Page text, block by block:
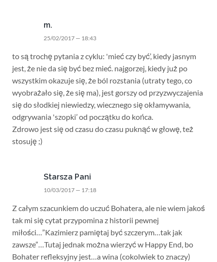
m.
25/02/2017 — 18:43
to są trochę pytania z cyklu: 'mieć czy być’, kiedy jasnym
jest, że nie da się być bez mieć. najgorzej, kiedy już po
wszystkim okazuje się, że ból rozstania (utraty tego, co
wyobrażało się, że się ma), jest gorszy od przyzwyczajenia
się do słodkiej niewiedzy, wiecznego się okłamywania,
odgrywania 'szopki’ od początku do końca.
Zdrowo jest się od czasu do czasu puknąć w głowę, też
stosuję ;)
Starsza Pani
10/03/2017 — 17:18
Z całym szacunkiem do uczuć Bohatera, ale nie wiem jakoś
tak mi się cytat przypomina z historii pewnej
miłości…”Kazimierz pamiętaj być szczerym…tak jak
zawsze”…Tutaj jednak można wierzyć w Happy End, bo
Bohater refleksyjny jest…a wina (cokolwiek to znaczy)